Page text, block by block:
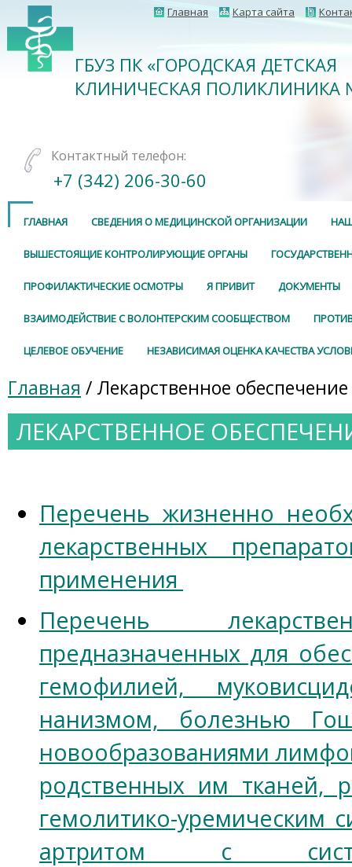
Главная Карта сайта
ГБУЗ ПК «ГОРОДСКАЯ ДЕТСКАЯ
КЛИНИЧЕСКАЯ ПОЛИКЛИНИКА
Контактный телефон:
+7 (342) 206-30-60
ГЛАВНАЯ СВЕДЕНИЯ О МЕДИЦИНСКОЙ ОРГАНИЗАЦИИ
ВЫШЕСТОЯЩИЕ КОНТРОЛИРУЮЩИЕ ОРГАНЫ
ПРОФИЛАКТИЧЕСКИЕ ОСМОТРЫ Я ПРИВИТ ДОКУМЕНТЫ
ВЗАИМОДЕЙСТВИЕ С ВОЛОНТЕРСКИМ СООБЩЕСТВОМ
ЦЕЛЕВОЕ ОБУЧЕНИЕ НЕЗАВИСИМАЯ ОЦЕНКА КАЧЕСТВА
Главная / Лекарственное обеспечение
ЛЕКАРСТВЕННОЕ
Перечень жизненно
лекарственных
применения
Перечень
предназначенных для
гемофилией,
нанизмом, болезнью
новообразованиями
родственных им тканей,
гемолитико-уремическим
артритом с